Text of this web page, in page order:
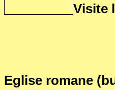
Visite
Eglise romane